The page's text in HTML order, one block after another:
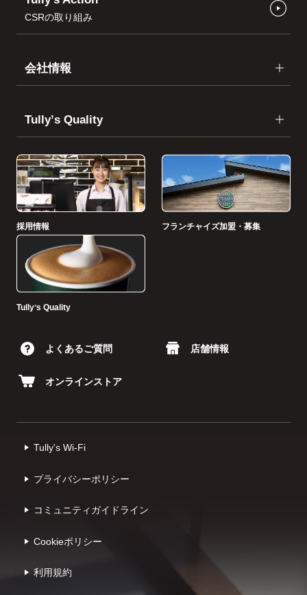
CSRの取り組み
会社情報
Tullyʼs Quality
採用情報 フランチャイズ加盟・募集
Tullyʼs Quality
よくあるご質問 店舗情報
オンラインストア
Tully's Wi-Fi
プライバシーポリシー
コミュニティガイドライン
Cookieポリシー
利⽤規約